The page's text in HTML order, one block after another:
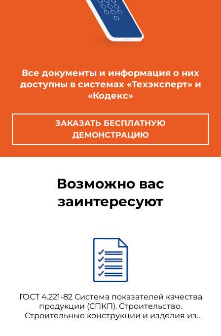
1.1.3. Порода древесины
1.1.4. Марка и вид клея
1.1.5. Марка стали
Все документы и информация о них
доступны в системах «Техэксперт» и
«Кодекс»
ЗАКАЗАТЬ БЕСПЛАТНУЮ
ДЕМОНСТРАЦИЮ
Возможно вас
заинтересуют
ГОСТ 4.221-82 Система показателей качества
продукции (СПКП). Строительство.
Строительные конструкции и изделия из